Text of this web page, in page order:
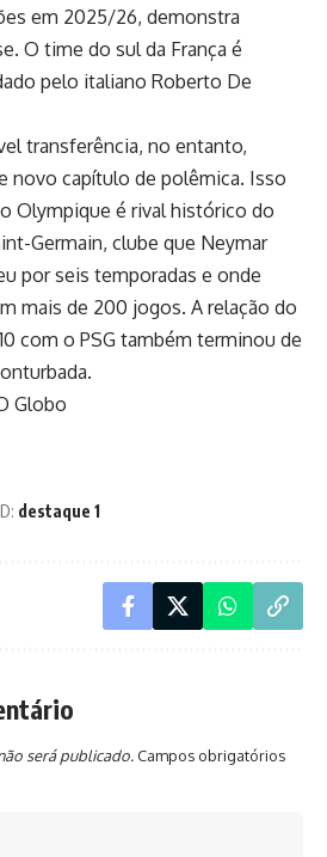
em 2025/26, demonstra
O time do sul da França é
pelo italiano Roberto De
transferência, no entanto,
novo capítulo de polêmica. Isso
Olympique é rival histórico do
Germain, clube que Neymar
por seis temporadas e onde
mais de 200 jogos. A relação do
com o PSG também terminou de
Globo
destaque 1
será publicado. Campos obrigatórios